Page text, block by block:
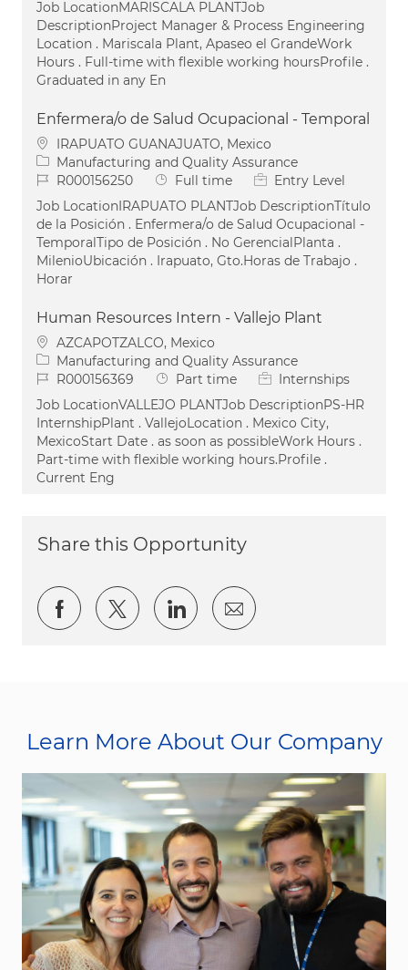
Job LocationMARISCALA PLANTJob
DescriptionProject Manager & Process Engineering
Location . Mariscala Plant, Apaseo el GrandeWork
Hours . Full-time with flexible working hoursProfile .
Graduated in any En
Enfermera/o de Salud Ocupacional - Temporal
Location
IRAPUATO GUANAJUATO, Mexico
Category
Manufacturing and Quality Assurance
Job IdR000156250 Job Type
Full time
Entry Level
Job LocationIRAPUATO PLANTJob DescriptionTítulo
de la Posición . Enfermera/o de Salud Ocupacional -
TemporalTipo de Posición . No GerencialPlanta .
MilenioUbicación . Irapuato, Gto.Horas de Trabajo .
Horar
Human Resources Intern - Vallejo Plant
Location
AZCAPOTZALCO, Mexico
Category
Manufacturing and Quality Assurance
Job IdR000156369 Job Type
Part time
Internships
Job LocationVALLEJO PLANTJob DescriptionPS-HR
InternshipPlant . VallejoLocation . Mexico City,
MexicoStart Date . as soon as possibleWork Hours .
Part-time with flexible working hours.Profile .
Current Eng
Share this Opportunity
Share via Facebook
Share via twitter
Share via LinkedIn
Share via email
Learn More About Our Company